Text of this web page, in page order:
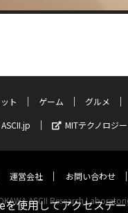
ト ゲーム グルメ
ASCII.jp
MITテクノロジ
運営会社 お問い合わせ
ASCII Research
使用してアクセスデ